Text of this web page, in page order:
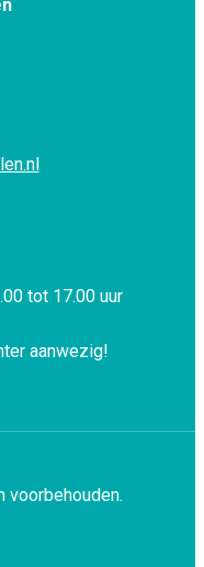
tot 17.00 uur
aanwezig!
voorbehouden.